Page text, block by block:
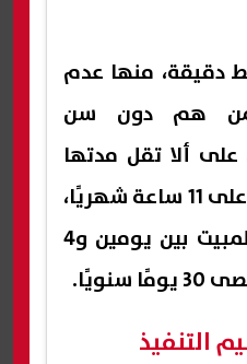
دقيقة، منها عدم
لمن هم دون سن
على ألا تقل مدتها
عن 8 ساعات ولا تزيد على 11 ساعة شهريًا،
بينما تتراوح فترات المبيت بين يومين و4
التنفيذ